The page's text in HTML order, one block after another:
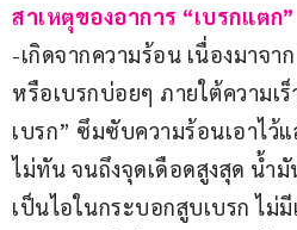
สาเหตุของอาการ “เบรกแตก”
-เกิดจากความร้อน เนื่องมาจา
หรือเบรกบ่อยๆ ภายใต้ความเ
เบรก” ซึมซับความร้อนเอาไว้
ไม่ทัน จนถึงจุดเดือดสูงสุด น้ำมั
เป็นไอในกระบอกสูบเบรก ไม่